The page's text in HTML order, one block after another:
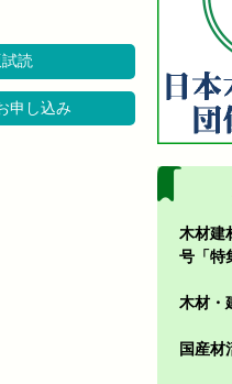
読
申し込み
木材建
号「特
木材・
国産材